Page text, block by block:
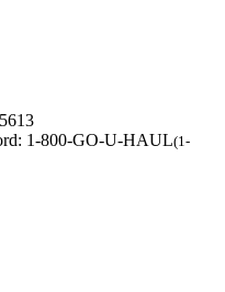
1-800-GO-U-HAUL(1-